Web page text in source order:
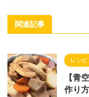
関連記事
レシピ
【青
作り